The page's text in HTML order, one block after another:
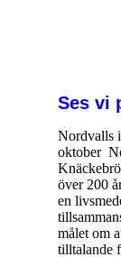
Ses vi
Nordvalls
oktober
över 200
en
målet om
tilltalande